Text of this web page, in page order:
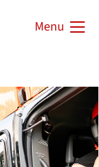
Menu